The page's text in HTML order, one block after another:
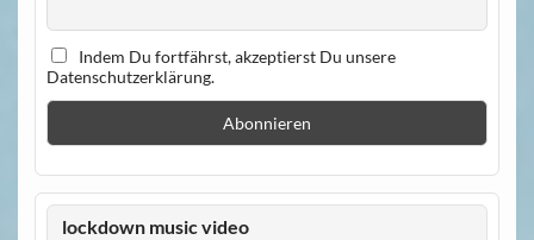
Indem Du fortfährst, akzeptierst Du unsere
Datenschutzerklärung.
lockdown music video